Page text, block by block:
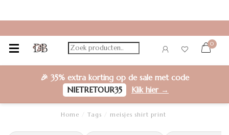
0
🎉 35% extra kortingop de sale met code
NIETRETOUR35
Klik hier →
Home Tags meisjes shirt print